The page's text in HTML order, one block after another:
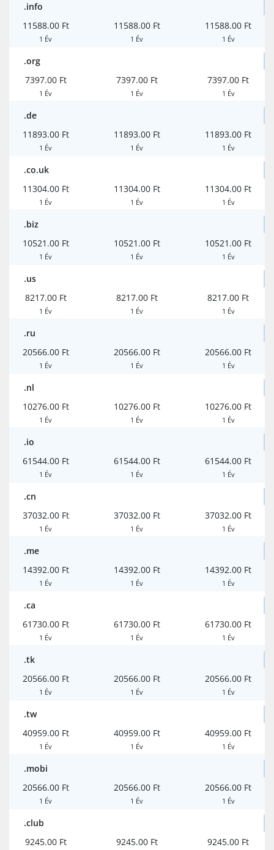
.info
11588.00 Ft
1 Év
11588.00 Ft
1 Év
11588.00 Ft
1 Év
.org
7397.00 Ft
1 Év
7397.00 Ft
1 Év
7397.00 Ft
1 Év
.de
11893.00 Ft
1 Év
11893.00 Ft
1 Év
11893.00 Ft
1 Év
.co.uk
11304.00 Ft
1 Év
11304.00 Ft
1 Év
11304.00 Ft
1 Év
.biz
10521.00 Ft
1 Év
10521.00 Ft
1 Év
10521.00 Ft
1 Év
.us
8217.00 Ft
1 Év
8217.00 Ft
1 Év
8217.00 Ft
1 Év
.ru
20566.00 Ft
1 Év
20566.00 Ft
1 Év
20566.00 Ft
1 Év
.nl
10276.00 Ft
1 Év
10276.00 Ft
1 Év
10276.00 Ft
1 Év
.io
61544.00 Ft
1 Év
61544.00 Ft
1 Év
61544.00 Ft
1 Év
.cn
37032.00 Ft
1 Év
37032.00 Ft
1 Év
37032.00 Ft
1 Év
.me
14392.00 Ft
1 Év
14392.00 Ft
1 Év
14392.00 Ft
1 Év
.ca
61730.00 Ft
1 Év
61730.00 Ft
1 Év
61730.00 Ft
1 Év
.tk
20566.00 Ft
1 Év
20566.00 Ft
1 Év
20566.00 Ft
1 Év
.tw
40959.00 Ft
1 Év
40959.00 Ft
1 Év
40959.00 Ft
1 Év
.mobi
20566.00 Ft
1 Év
20566.00 Ft
1 Év
20566.00 Ft
1 Év
.club
9245.00 Ft
9245.00 Ft 9245.00 Ft